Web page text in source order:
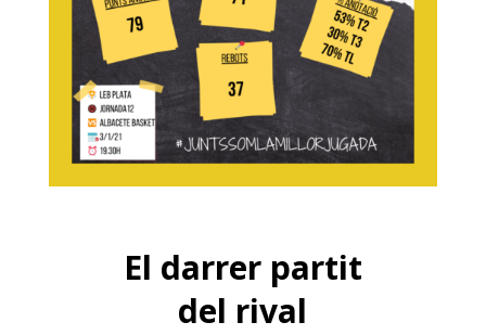
El darrer partit
del rival